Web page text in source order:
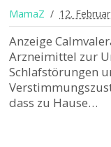
MamaZ 12.
Anzeige
Arzneimittel zur
Schlafstörungen
dass zu Hause…